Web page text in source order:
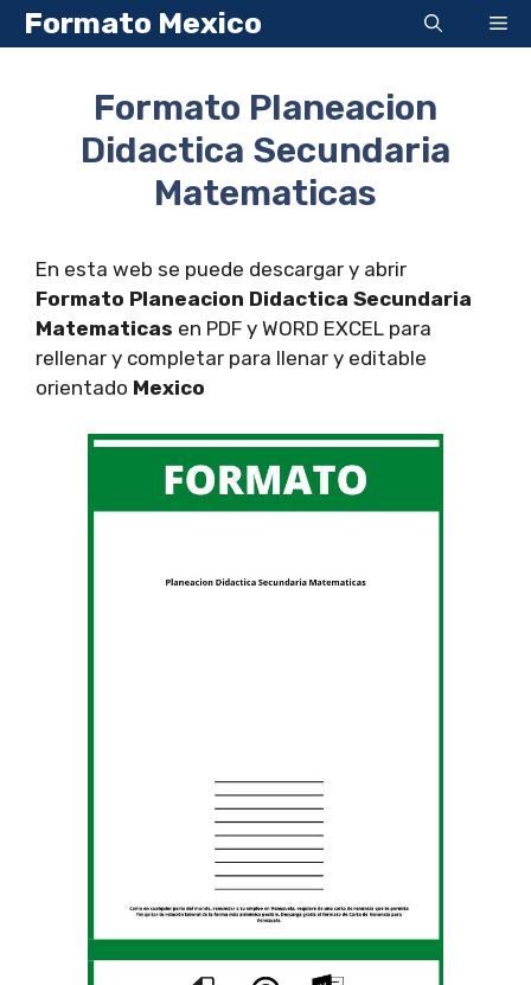
Saltar
al
Formato Mexico
Formato Planeacion
Didactica Secundaria
Matematicas
En esta web se puede descargar y abrir
Formato Planeacion Didactica Secundaria
Matematicas en PDF y WORD EXCEL para
rellenar y completar para llenar y editable
orientado Mexico